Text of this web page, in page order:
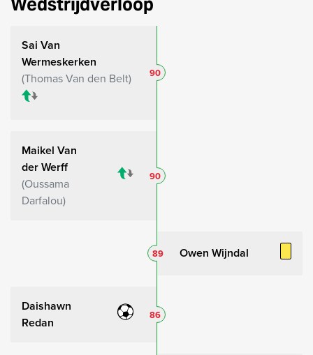
Sai Van
Wermeskerken
Thomas Van den Belt
90
Maikel Van
der Werff
Oussama
Darfalou
90
Owen Wijndal
89
Daishawn
Redan
86